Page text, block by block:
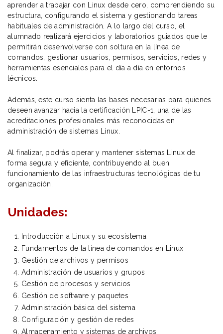
aprender a trabajar con Linux desde cero, comprendiendo su
estructura, configurando el sistema y gestionando tareas
habituales de administración. A lo largo del curso, el
alumnado realizará ejercicios y laboratorios guiados que le
permitirán desenvolverse con soltura en la línea de
comandos, gestionar usuarios, permisos, servicios, redes y
herramientas esenciales para el día a día en entornos
técnicos.
Además, este curso sienta las bases necesarias para quienes
deseen avanzar hacia la certificación LPIC-1, una de las
acreditaciones profesionales más reconocidas en
administración de sistemas Linux.
Al finalizar, podrás operar y mantener sistemas Linux de
forma segura y eficiente, contribuyendo al buen
funcionamiento de las infraestructuras tecnológicas de tu
organización.
Unidades:
Introducción a Linux y su ecosistema
Fundamentos de la línea de comandos en Linux
Gestión de archivos y permisos
Administración de usuarios y grupos
Gestión de procesos y servicios
Gestión de software y paquetes
Administración básica del sistema
Configuración y gestión de redes
Almacenamiento y sistemas de archivos